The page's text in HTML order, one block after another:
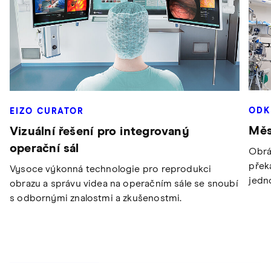
EIZO CURATOR
Vizuální řešení pro integrovaný
operační sál
Vysoce výkonná technologie pro reprodukci
obrazu a správu videa na operačním sále se snoubí
s odbornými znalostmi a zkušenostmi.